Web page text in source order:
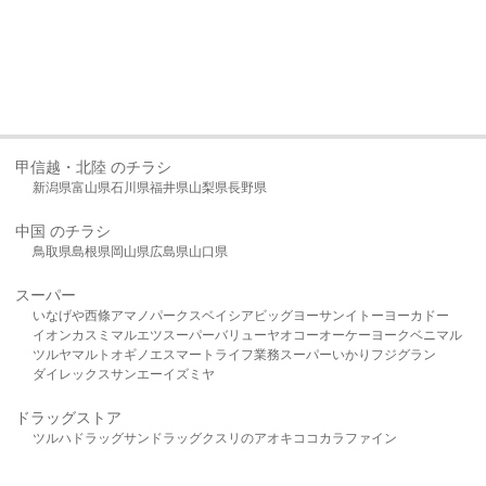
甲信越・北陸 のチラシ
新潟県富山県石川県福井県山梨県長野県
中国 のチラシ
鳥取県島根県岡山県広島県山口県
スーパー
いなげや西條アマノパークスベイシア ビッグヨーサンイトーヨーカドー
イオンカスミ マルエツスーパーバリューヤオコーオーケー ヨークベニマル
ツルヤマルト オギノ エスマート ライフ業務スーパーいかり フジグラン
ダイレックスサンエーイズミヤ
ドラッグストア
ツルハドラッグサンドラッグクスリのアオキ ココカラファイン